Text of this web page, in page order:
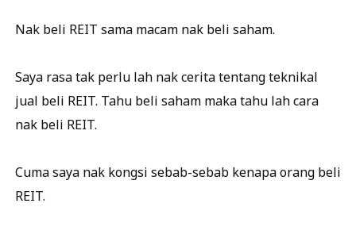
Nak beli REIT sama macam nak beli saham.
Saya rasa tak perlu lah nak cerita tentang teknikal
jual beli REIT. Tahu beli saham maka tahu lah cara
nak beli REIT.
Cuma saya nak kongsi sebab-sebab kenapa orang beli
REIT.